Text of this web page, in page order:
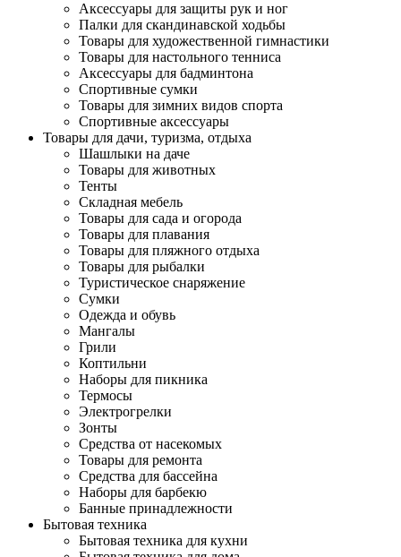
Аксессуары для защиты рук и ног
Палки для скандинавской ходьбы
Товары для художественной гимнастики
Товары для настольного тенниса
Аксессуары для бадминтона
Спортивные сумки
Товары для зимних видов спорта
Спортивные аксессуары
Товары для дачи, туризма, отдыха
Шашлыки на даче
Товары для животных
Тенты
Складная мебель
Товары для сада и огорода
Товары для плавания
Товары для пляжного отдыха
Товары для рыбалки
Туристическое снаряжение
Сумки
Одежда и обувь
Мангалы
Грили
Коптильни
Наборы для пикника
Термосы
Электрогрелки
Зонты
Средства от насекомых
Товары для ремонта
Средства для бассейна
Наборы для барбекю
Банные принадлежности
Бытовая техника
Бытовая техника для кухни